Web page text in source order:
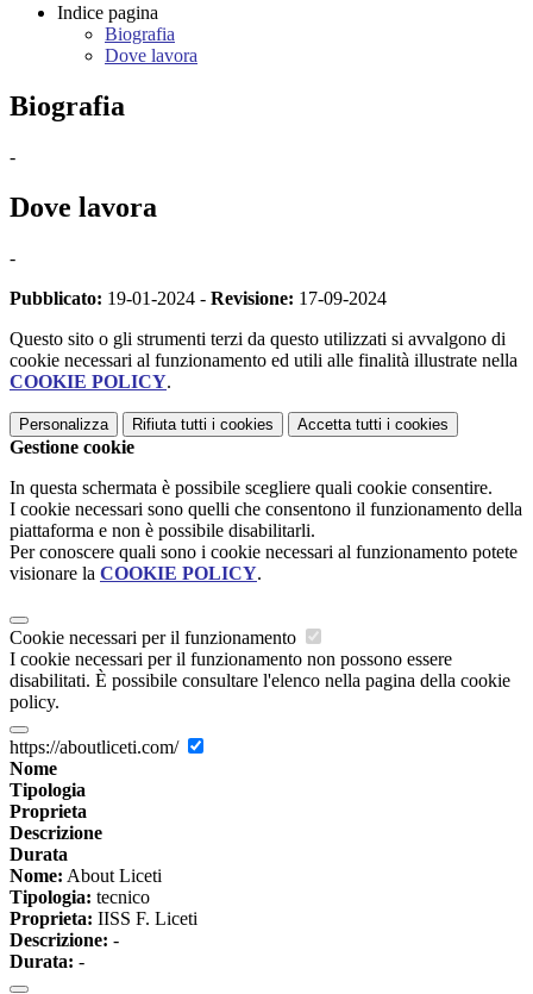
Indice pagina
Biografia
Dove lavora
Biografia
-
Dove lavora
-
Pubblicato: 19-01-2024 - Revisione: 17-09-2024
Questo sito o gli strumenti terzi da questo utilizzati si avvalgono di
cookie necessari al funzionamento ed utili alle finalità illustrate nella
COOKIE POLICY.
Personalizza Rifiuta tutti i cookies Accetta tutti i cookies
Gestione cookie
In questa schermata è possibile scegliere quali cookie consentire.
I cookie necessari sono quelli che consentono il funzionamento della
piattaforma e non è possibile disabilitarli.
Per conoscere quali sono i cookie necessari al funzionamento potete
visionare la COOKIE POLICY.
Cookie necessari per il funzionamento
I cookie necessari per il funzionamento non possono essere
disabilitati. È possibile consultare l'elenco nella pagina della cookie
policy.
https://aboutliceti.com/
Nome
Tipologia
Proprieta
Descrizione
Durata
Nome: About Liceti
Tipologia: tecnico
Proprieta: IISS F. Liceti
Descrizione: -
Durata: -